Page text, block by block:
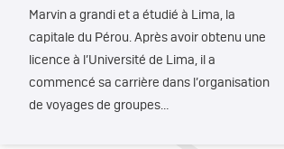
Marvin a grandi et a étudié à Lima, la
capitale du Pérou. Après avoir obtenu une
licence à l’Université de Lima, il a
commencé sa carrière dans l’organisation
de voyages de groupes…